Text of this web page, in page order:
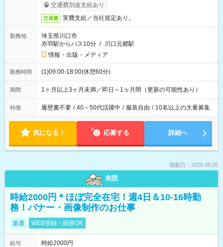
交通費別途支給あり
交通費 実費支給／当社規定あり。
勤務地
埼玉県川口市
赤羽駅からバス10分 / 川口元郷駅
情報・出版・メディア
勤務時間 (1)09:00-18:00(休憩60分)
期間 1ヶ月以上3ヶ月未満／即日～1ヵ月間（更新の可能性あり）
特徴 履歴書不要 / 40～50代活躍中 / 服装自由 / 10名以上の大量募集
気になる！ 応募する 詳細へ
掲載日：2026.08.05
未読
時給2000円＊ほぼ完全在宅！週4日＆10-16時勤
務！バナー・画像制作のお仕事
派遣 WEB登録・面接OK
給与
時給2000円